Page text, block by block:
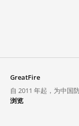
GreatFire
自 2011 年起，为中国
浏览